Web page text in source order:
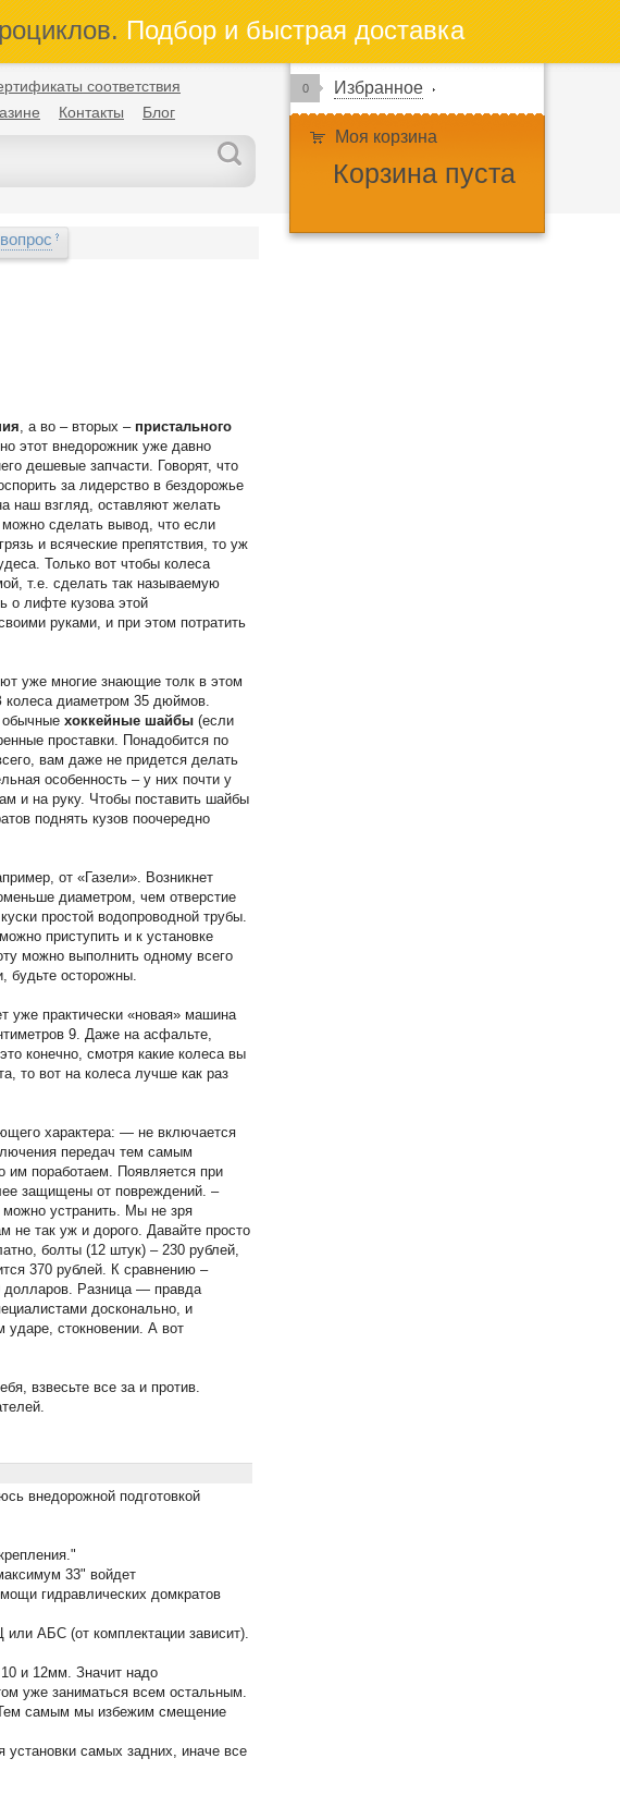
Подбор и быстрая доставка
соответствия
Контакты Блог
0 Избранное
Моя корзина
Корзина пуста
, а во – вторых – пристального
этот внедорожник уже давно
дешевые запчасти. Говорят, что
за лидерство в бездорожье
наш взгляд, оставляют желать
сделать вывод, что если
и всяческие препятствия, то уж
Только вот чтобы колеса
т.е. сделать так называемую
о лифте кузова этой
руками, и при этом потратить
уже многие знающие толк в этом
колеса диаметром 35 дюймов.
обычныехоккейные шайбы (если
проставки. Понадобится по
вам даже не придется делать
особенность – у них почти у
и на руку. Чтобы поставить шайбы
поднять кузов поочередно
от «Газели». Возникнет
диаметром, чем отверстие
простой водопроводной трубы.
приступить и к установке
можно выполнить одному всего
будьте осторожны.
уже практически «новая» машина
9. Даже на асфальте,
конечно, смотря какие колеса вы
то вот на колеса лучше как раз
характера: — не включается
передач тем самым
им поработаем. Появляется при
защищены от повреждений. –
можно устранить. Мы не зря
не так уж и дорого. Давайте просто
болты (12 штук) – 230 рублей,
370 рублей. К сравнению –
долларов. Разница — правда
досконально, и
ударе, стокновении. А вот
взвесьте все за и против.
внедорожной подготовкой
33" войдет
гидравлических домкратов
или АБС (от комплектации зависит).
и 12мм. Значит надо
уже заниматься всем остальным.
Тем самым мы избежим смещение
самых задних, иначе все